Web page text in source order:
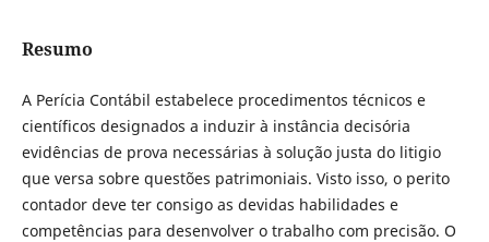
Resumo
A Perícia Contábil estabelece procedimentos técnicos e
científicos designados a induzir à instância decisória
evidências de prova necessárias à solução justa do litigio
que versa sobre questões patrimoniais. Visto isso, o perito
contador deve ter consigo as devidas habilidades e
competências para desenvolver o trabalho com precisão. O